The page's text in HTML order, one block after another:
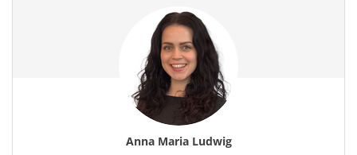
Anna Maria Ludwig